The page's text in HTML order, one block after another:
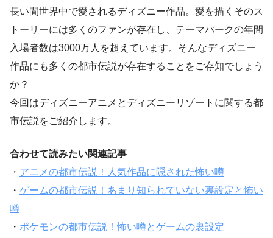
長い間世界中で愛されるディズニー作品。愛を描くそのス
トーリーには多くのファンが存在し、テーマパークの年間
入場者数は3000万人を超えています。そんなディズニー
作品にも多くの都市伝説が存在することをご存知でしょう
か？
今回はディズニーアニメとディズニーリゾートに関する都
市伝説をご紹介します。
合わせて読みたい関連記事
・ アニメの都市伝説！人気作品に隠された怖い噂
・ ゲームの都市伝説！あまり知られていない裏設定と怖い
噂
・ ポケモンの都市伝説！怖い噂とゲームの裏設定